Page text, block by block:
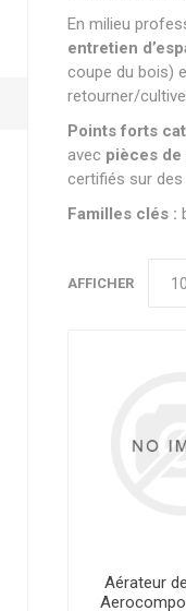
En milieu
entretien
coupe du bois)
retourner/
Points forts
avec pièces de
certifiés sur des
Familles clés :
AFFICHER
Aérateur